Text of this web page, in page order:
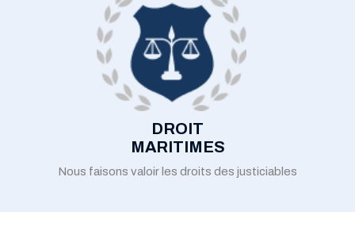
DROIT
MARITIMES
Nous faisons valoir les droits des justiciables